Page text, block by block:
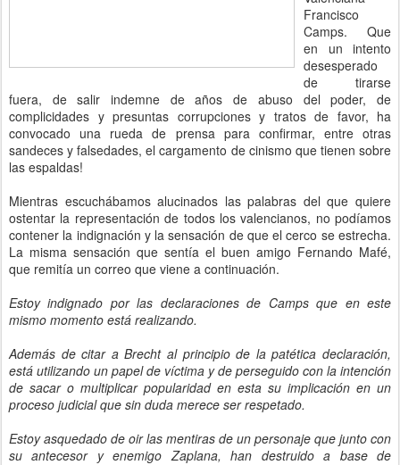
Francisco
Camps. Que
en un intento
desesperado
de tirarse
fuera, de salir indemne de años de abuso del poder, de
complicidades y presuntas corrupciones y tratos de favor, ha
convocado una rueda de prensa para confirmar, entre otras
sandeces y falsedades, el cargamento de cinismo que tienen sobre
las espaldas!
Mientras escuchábamos alucinados las palabras del que quiere
ostentar la representación de todos los valencianos, no podíamos
contener la indignación y la sensación de que el cerco se estrecha.
La misma sensación que sentía el buen amigo Fernando Mafé,
que remitía un correo que viene a continuación.
Estoy indignado por las declaraciones de Camps que en este
mismo momento está realizando.
Además de citar a Brecht al principio de la patética declaración,
está utilizando un papel de víctima y de perseguido con la intención
de sacar o multiplicar popularidad en esta su implicación en un
proceso judicial que sin duda merece ser respetado.
Estoy asquedado de oir las mentiras de un personaje que junto con
su antecesor y enemigo Zaplana, han destruido a base de